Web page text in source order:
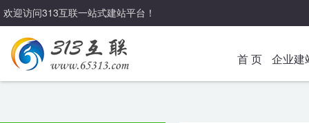
欢迎访问313互联一站式建站平台！
首 页 企业建